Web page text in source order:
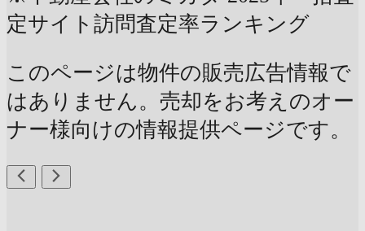
定サイト訪問査定率ランキング
このページは物件の販売広告情報で
はありません。売却をお考えのオー
ナー様向けの情報提供ページです。